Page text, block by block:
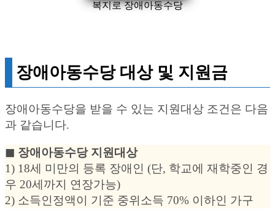
복지로 장애아동수당
장애아동수당 대상 및 지원금
장애아동수당을 받을 수 있는 지원대상 조건은 다음
과 같습니다.
◼︎ 장애아동수당 지원대상
1) 18세 미만의 등록 장애인 (단, 학교에 재학중인 경
우 20세까지 연장가능)
2) 소득인정액이 기준 중위소득 70% 이하인 가구